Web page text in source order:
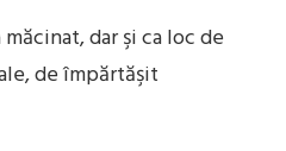
dar şi ca loc de
de împărtăşit